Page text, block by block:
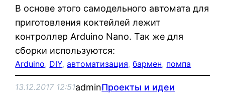
В основе этого самодельного автомата для
приготовления коктейлей лежит
контроллер Arduino Nano. Так же для
сборки используются:
Arduino, DIY, автоматизация, бармен, помпа
13.12.2017 12:51adminПроекты и идеи